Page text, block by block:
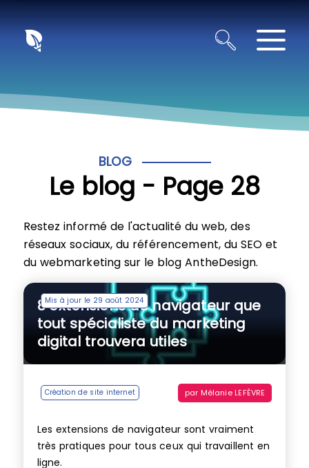
BLOG
Le blog - Page 28
Restez informé de l'actualité du web, des
réseaux sociaux, du référencement, du SEO et
du webmarketing sur le blog AntheDesign.
Mis à jour le 29 août 2024
8 extensions de navigateur que
tout spécialiste du marketing
digital trouvera utiles
Création de site internet par Mélanie LEFÈVRE
Les extensions de navigateur sont vraiment
très pratiques pour tous ceux qui travaillent en
ligne.
Panneau de gestion des cookies